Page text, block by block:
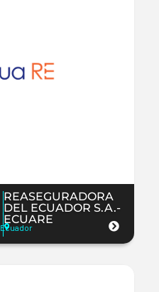
REASEGURADORA
DEL ECUADOR S.A.-
ECUARE
Ecuador